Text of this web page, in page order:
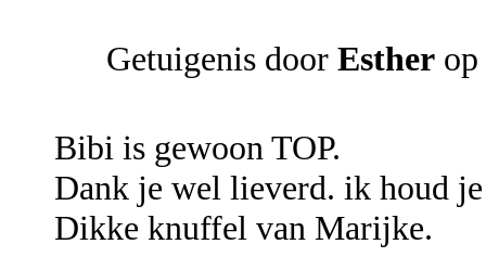
Getuigenis door Esther
Bibi is gewoon TOP.
Dank je wel lieverd. ik houd
Dikke knuffel van Marijke.